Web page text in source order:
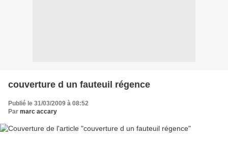
couverture d un fauteuil régence
Publié le 31/03/2009 à 08:52
Par marc accary